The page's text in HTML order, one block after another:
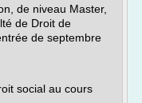
de niveau Master,
de Droit de
de septembre
social au cours